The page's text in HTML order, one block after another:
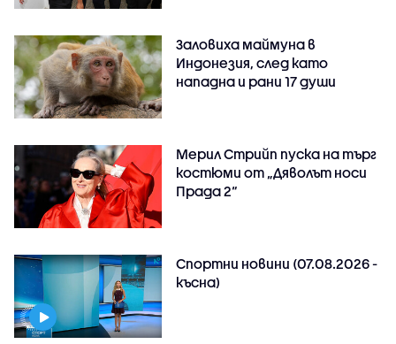
Заловиха маймуна в
Индонезия, след като
нападна и рани 17 души
Мерил Стрийп пуска на търг
костюми от „Дяволът носи
Прада 2“
Спортни новини (07.08.2026 -
късна)